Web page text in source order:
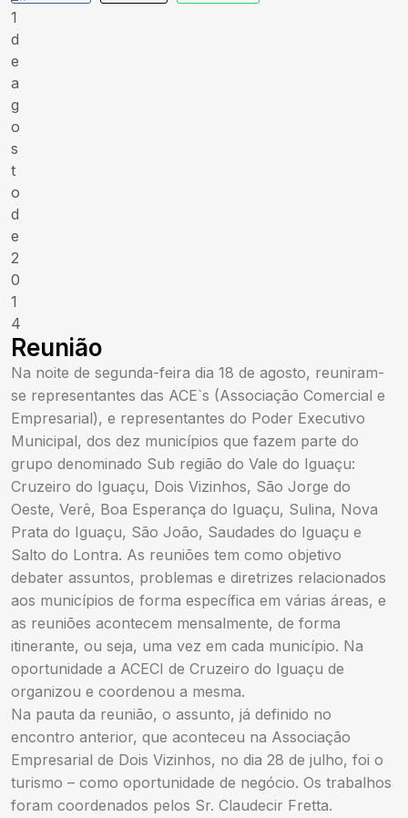
1
d
e
a
g
o
s
t
o
d
e
2
0
1
4
Reunião
Na noite de segunda-feira dia 18 de agosto, reuniram-
se representantes das ACE`s (Associação Comercial e
Empresarial), e representantes do Poder Executivo
Municipal, dos dez municípios que fazem parte do
grupo denominado Sub região do Vale do Iguaçu:
Cruzeiro do Iguaçu, Dois Vizinhos, São Jorge do
Oeste, Verê, Boa Esperança do Iguaçu, Sulina, Nova
Prata do Iguaçu, São João, Saudades do Iguaçu e
Salto do Lontra. As reuniões tem como objetivo
debater assuntos, problemas e diretrizes relacionados
aos municípios de forma específica em várias áreas, e
as reuniões acontecem mensalmente, de forma
itinerante, ou seja, uma vez em cada município. Na
oportunidade a ACECI de Cruzeiro do Iguaçu de
organizou e coordenou a mesma.
Na pauta da reunião, o assunto, já definido no
encontro anterior, que aconteceu na Associação
Empresarial de Dois Vizinhos, no dia 28 de julho, foi o
turismo – como oportunidade de negócio. Os trabalhos
foram coordenados pelos Sr. Claudecir Fretta.